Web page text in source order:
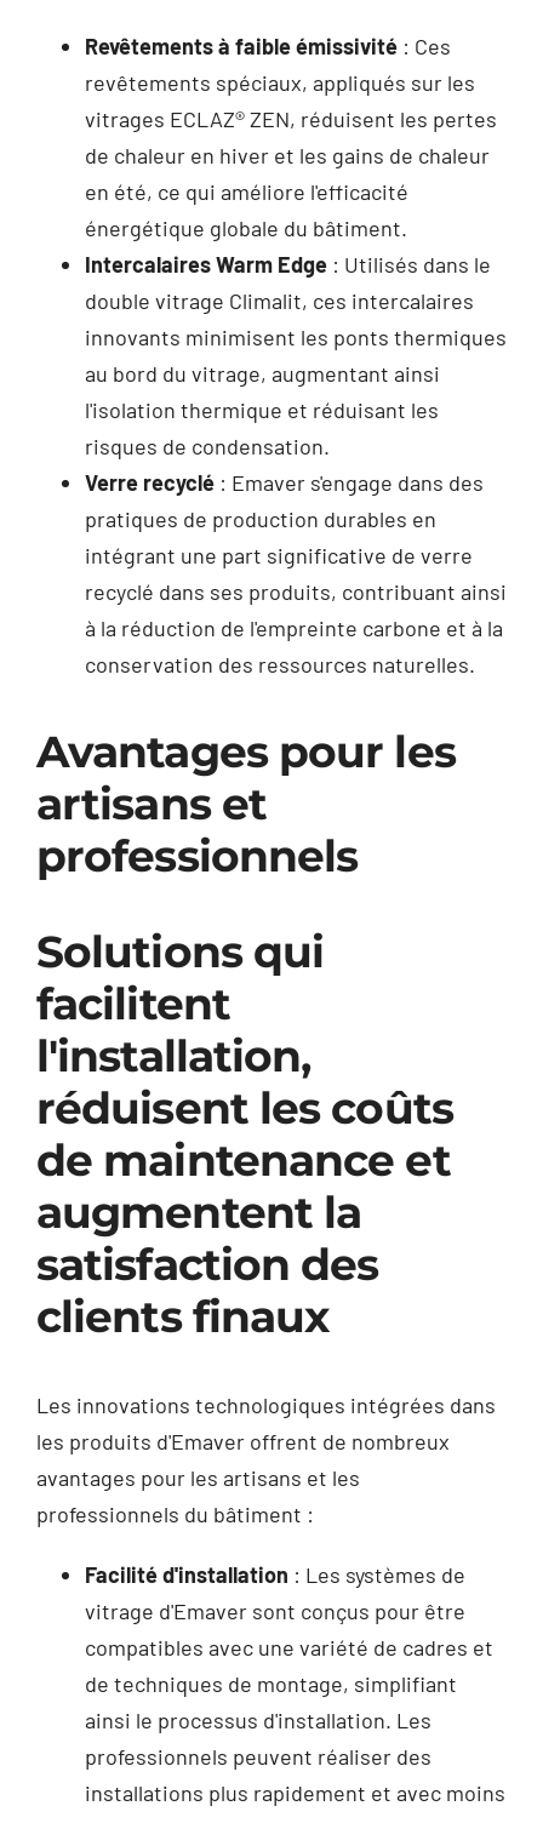
Revêtements à faible émissivité: Ces
revêtements spéciaux, appliqués sur les
vitrages ECLAZ® ZEN, réduisent les pertes
de chaleur en hiver et les gains de chaleur
en été, ce qui améliore l'efficacité
énergétique globale du bâtiment.
Intercalaires Warm Edge: Utilisés dans le
double vitrage Climalit, ces intercalaires
innovants minimisent les ponts thermiques
au bord du vitrage, augmentant ainsi
l'isolation thermique et réduisant les
risques de condensation.
Verre recyclé: Emaver s'engage dans des
pratiques de production durables en
intégrant une part significative de verre
recyclé dans ses produits, contribuant ainsi
à la réduction de l'empreinte carbone et à la
conservation des ressources naturelles.
Avantages pour les
artisans et
professionnels
Solutions qui
facilitent
l'installation,
réduisent les coûts
de maintenance et
augmentent la
satisfaction des
clients finaux
Les innovations technologiques intégrées dans
les produits d'Emaver offrent de nombreux
avantages pour les artisans et les
professionnels du bâtiment :
Facilité d'installation : Les systèmes de
vitrage d'Emaver sont conçus pour être
compatibles avec une variété de cadres et
de techniques de montage, simplifiant
ainsi le processus d'installation. Les
professionnels peuvent réaliser des
installations plus rapidement et avec moins